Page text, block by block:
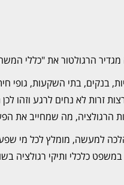
מגדיר הרגולטור את "כללי
בתי השקעות, גופי
לא נחים לרגע וזהו
הרגולציה, מה שמחייב את
למעשה, מומלץ לכל מי
כלכלי ותיקי רגולציה